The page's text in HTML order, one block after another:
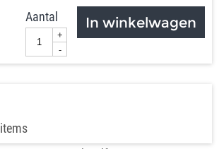
Aantal
+
-
In winkelwagen
items